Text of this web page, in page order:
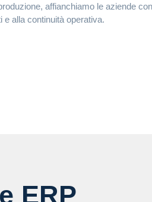
affianchiamo le aziende
alla continuità operativa.
ERP